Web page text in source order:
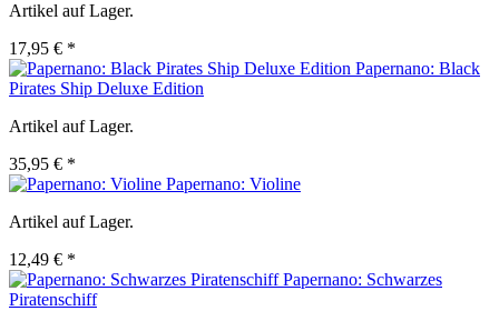
Artikel auf Lager.
17,95 € *
Papernano: Black
Pirates Ship Deluxe Edition
Artikel auf Lager.
35,95 € *
Papernano: Violine
Artikel auf Lager.
12,49 € *
Papernano: Schwarzes
Piratenschiff